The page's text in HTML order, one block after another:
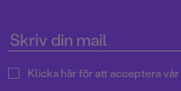
Klicka här för att acceptera vår